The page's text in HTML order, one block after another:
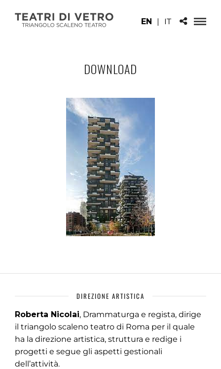
EN | IT
DOWNLOAD
DIREZIONE ARTISTICA
Roberta Nicolai, Drammaturga e regista, dirige
il triangolo scaleno teatro di Roma per il quale
ha la direzione artistica, struttura e redige i
progetti e segue gli aspetti gestionali
dell’attività.